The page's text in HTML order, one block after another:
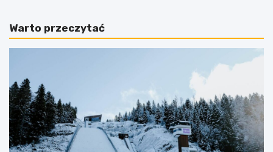
Warto przeczytać